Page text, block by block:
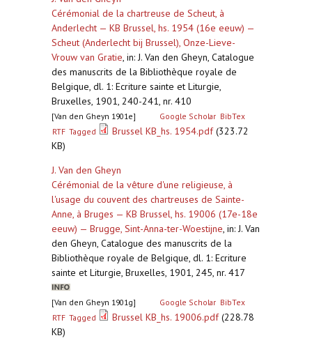
Cérémonial de la chartreuse de Scheut, à
Anderlecht — KB Brussel, hs. 1954 (16e eeuw) —
Scheut (Anderlecht bij Brussel), Onze-Lieve-
Vrouw van Gratie, in: J. Van den Gheyn, Catalogue
des manuscrits de la Bibliothèque royale de
Belgique, dl. 1: Ecriture sainte et Liturgie,
Bruxelles, 1901, 240-241, nr. 410
[Van den Gheyn 1901e] Google Scholar BibTex
RTF Tagged Brussel KB_hs. 1954.pdf(323.72
KB)
J. Van den Gheyn
Cérémonial de la vêture d'une religieuse, à
l'usage du couvent des chartreuses de Sainte-
Anne, à Bruges — KB Brussel, hs. 19006 (17e-18e
eeuw) — Brugge, Sint-Anna-ter-Woestijne, in: J. Van
den Gheyn, Catalogue des manuscrits de la
Bibliothèque royale de Belgique, dl. 1: Ecriture
sainte et Liturgie, Bruxelles, 1901, 245, nr. 417
[Van den Gheyn 1901g] Google Scholar BibTex
RTF Tagged Brussel KB_hs. 19006.pdf(228.78
KB)